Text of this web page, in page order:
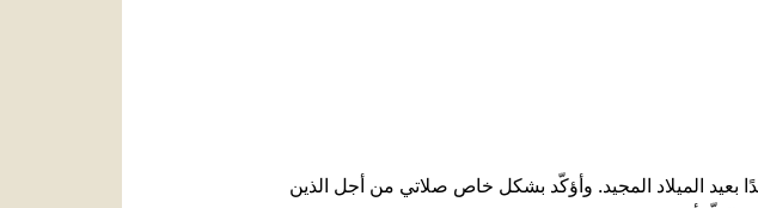
بعيد الميلاد المجيد. وأؤكّد بشكل خاص صلاتي من أجل الذين